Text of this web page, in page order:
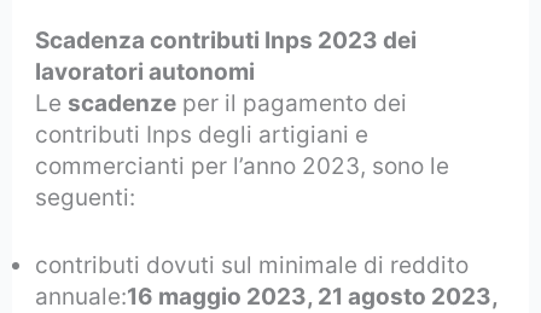
Scadenza contributi Inps 2023 dei
lavoratori autonomi
Le scadenze per il pagamento dei
contributi Inps degli artigiani e
commercianti per l’anno 2023, sono le
seguenti:
contributi dovuti sul minimale di reddito
annuale:16 maggio 2023, 21 agosto 2023,